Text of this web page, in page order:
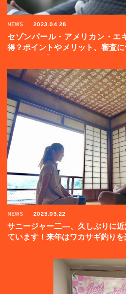
NEWS 2023.04.28
セゾンパール・アメリカン・エ
得？ポイントやメリット、審査に
NEWS 2023.03.22
サニージャー二―、久しぶりに近
ています！来年はワカサギ釣りを